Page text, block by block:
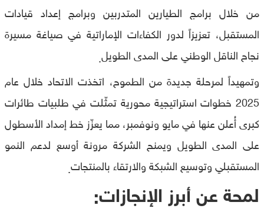
من خلال برامج الطيارين المتدربين وبرامج إعداد قيادات
المستقبل، تعزيزاً لدور الكفاءات الإماراتية في صياغة مسيرة
نجاح الناقل الوطني على المدى الطويل.
وتمهيداً لمرحلة جديدة من الطموح، اتخذت الاتحاد خلال عام
2025 خطوات استراتيجية محورية تمثّلت في طلبيات طائرات
كبرى أُعلن عنها في مايو ونوفمبر، مما يعزّز خط إمداد الأسطول
على المدى الطويل ويمنح الشركة مرونة أوسع لدعم النمو
المستقبلي وتوسيع الشبكة والارتقاء بالمنتجات.
لمحة عن أبرز الإنجازات: